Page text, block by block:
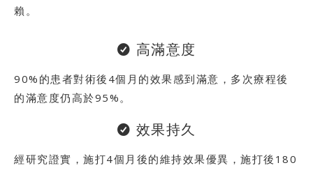
賴。
高滿意度
90%的患者對術後4個月的效果感到滿意，多次療程後
的滿意度仍高於95%。
效果持久
經研究證實，施打4個月後的維持效果優異，施打後180